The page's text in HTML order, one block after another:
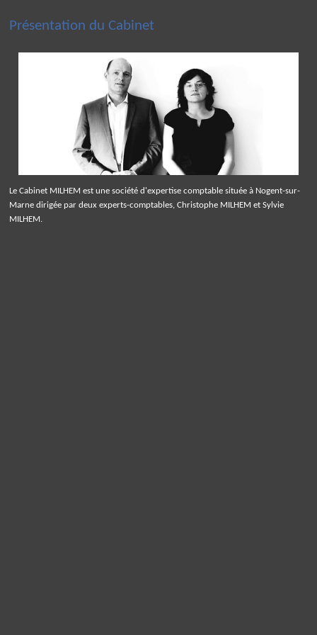
Présentation du Cabinet
Le Cabinet MILHEM est une société d'expertise comptable située à Nogent-sur-
Marne dirigée par deux experts-comptables, Christophe MILHEM et Sylvie
MILHEM.